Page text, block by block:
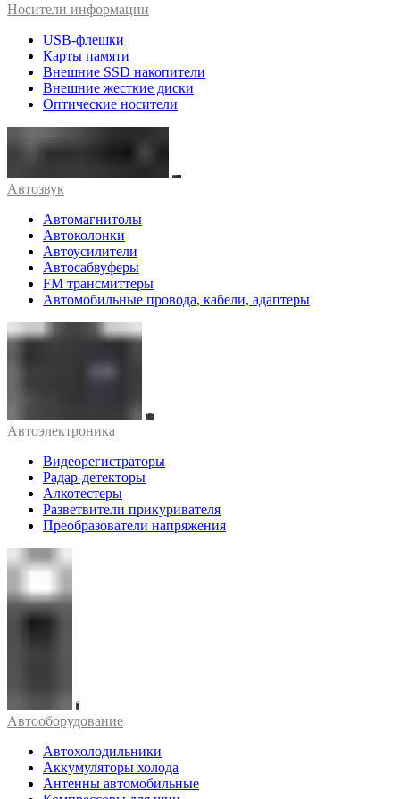
Носители информации
USB-флешки
Карты памяти
Внешние SSD накопители
Внешние жесткие диски
Оптические носители
Автозвук
Автомагнитолы
Автоколонки
Автоусилители
Автосабвуферы
FM трансмиттеры
Автомобильные провода, кабели, адаптеры
Автоэлектроника
Видеорегистраторы
Радар-детекторы
Алкотестеры
Разветвители прикуривателя
Преобразователи напряжения
Автооборудование
Автохолодильники
Аккумуляторы холода
Антенны автомобильные